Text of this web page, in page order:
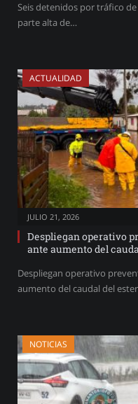
Seis detenidos por tráfico
parte alta de…
ACTUALIDAD
JULIO 21, 2026
Despliegan operativo
ante aumento del
Despliegan operativo
aumento del caudal del
NOTICIAS